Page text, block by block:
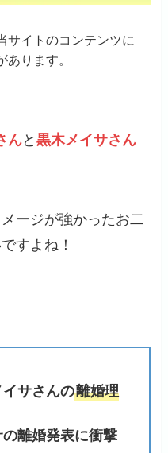
サイトのコンテンツに
ります。
んと黒木メイサさん
ージが強かったお二
すよね！
サさんの離婚理
離婚発表に衝撃